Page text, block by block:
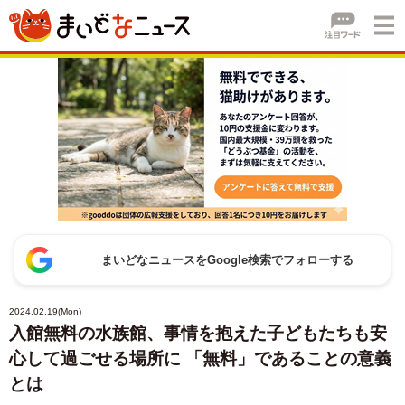
まいどなニュースをGoogle検索でフォローする
2024.02.19(Mon)
入館無料の水族館、事情を抱えた子どもたちも安
心して過ごせる場所に 「無料」であることの意義
とは